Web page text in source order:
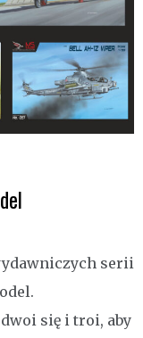
serii
się i troi, aby